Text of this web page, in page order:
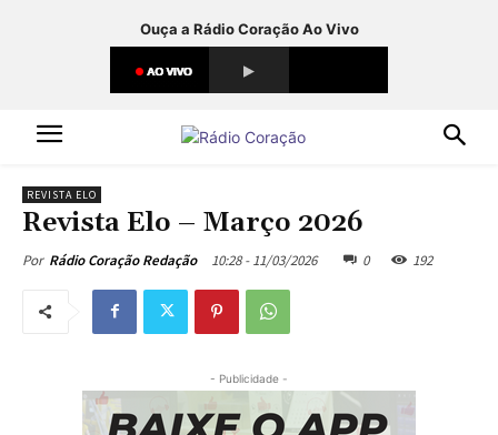
Ouça a Rádio Coração Ao Vivo
REVISTA ELO
Revista Elo – Março 2026
Por Rádio Coração Redação 10:28 - 11/03/2026 0 192
- Publicidade -